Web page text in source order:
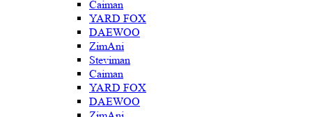
Caiman
YARD FOX
DAEWOO
ZimAni
Steviman
Caiman
YARD FOX
DAEWOO